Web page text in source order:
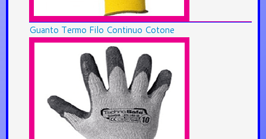
Guanto Termo Filo Continuo Cotone